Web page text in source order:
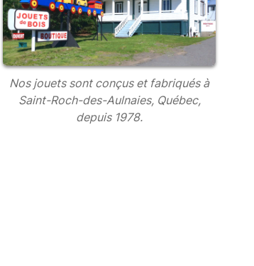
Nos jouets sont conçus et fabriqués à
Saint-Roch-des-Aulnaies, Québec,
depuis 1978.